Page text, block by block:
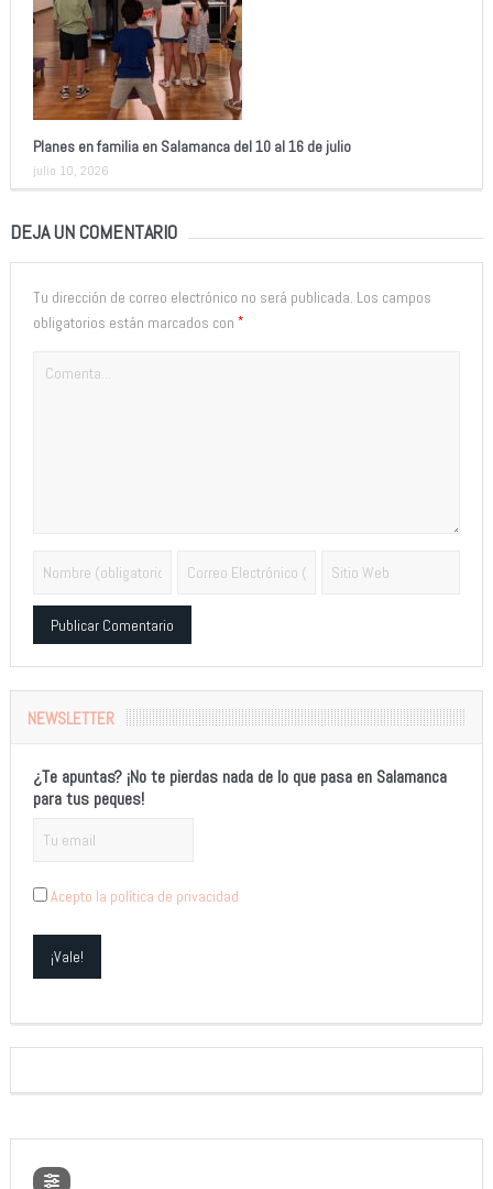
Planes en familia en Salamanca del 10 al 16 de julio
julio 10, 2026
DEJA UN COMENTARIO
Tu dirección de correo electrónico no será publicada. Los campos
obligatorios están marcados con *
NEWSLETTER
¿Te apuntas? ¡No te pierdas nada de lo que pasa en Salamanca
para tus peques!
Acepto la política de privacidad